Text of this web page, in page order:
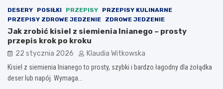
DESERY POSIŁKI PRZEPISY
PRZEPISY KULINARNE
PRZEPISY ZDROWE JEDZENIE
ZDROWE JEDZENIE
Jak zrobić kisiel z siemienia lnianego – prosty
przepis krok po kroku
22 stycznia 2026 Klaudia Witkowska
Kisiel z siemienia lnianego to prosty, szybki i bardzo łagodny dla żołądka
deser lub napój. Wymaga…